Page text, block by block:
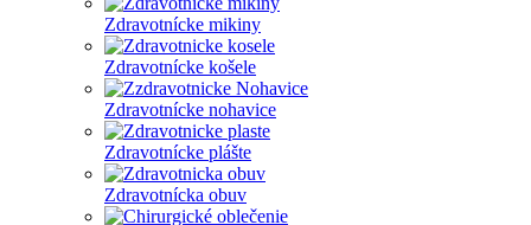
Zdravotnícke mikiny
Zdravotnícke košele
Zdravotnícke nohavice
Zdravotnícke plášte
Zdravotnícka obuv